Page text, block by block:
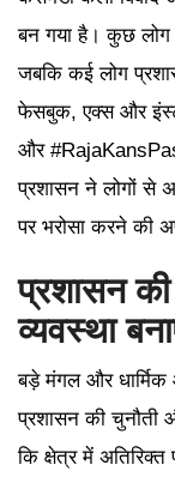
बन गया है। कुछ लोग
जबकि कई लोग
फेसबुक, एक्स और
और
प्रशासन ने लोगों से
पर भरोसा करने की
प्रशासन
व्यवस्था
बड़े मंगल और धार्मिक
प्रशासन की चुनौती
कि क्षेत्र में